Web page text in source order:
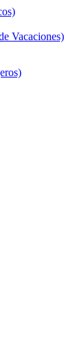
Vacaciones)